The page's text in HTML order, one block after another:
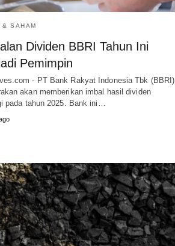
& SAHAM
Dividen BBRI Tahun Ini
Pemimpin
- PT Bank Rakyat Indonesia Tbk (BBRI)
akan memberikan imbal hasil dividen
pada tahun 2025. Bank ini…